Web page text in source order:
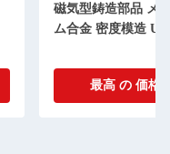
磁気型鋳造部品 メ
ム合金 密度模造
最高 の 価格